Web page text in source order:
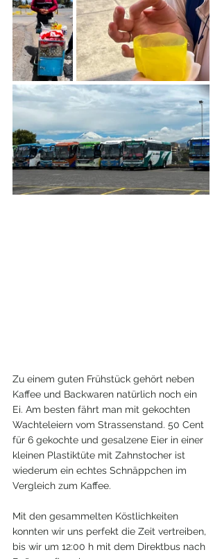
Zu einem guten Frühstück gehört neben
Kaffee und Backwaren natürlich noch ein
Ei. Am besten fährt man mit gekochten
Wachteleiern vom Strassenstand. 50 Cent
für 6 gekochte und gesalzene Eier in einer
kleinen Plastiktüte mit Zahnstocher ist
wiederum ein echtes Schnäppchen im
Vergleich zum Kaffee.
Mit den gesammelten Köstlichkeiten
konnten wir uns perfekt die Zeit vertreiben,
bis wir um 12:00 h mit dem Direktbus nach